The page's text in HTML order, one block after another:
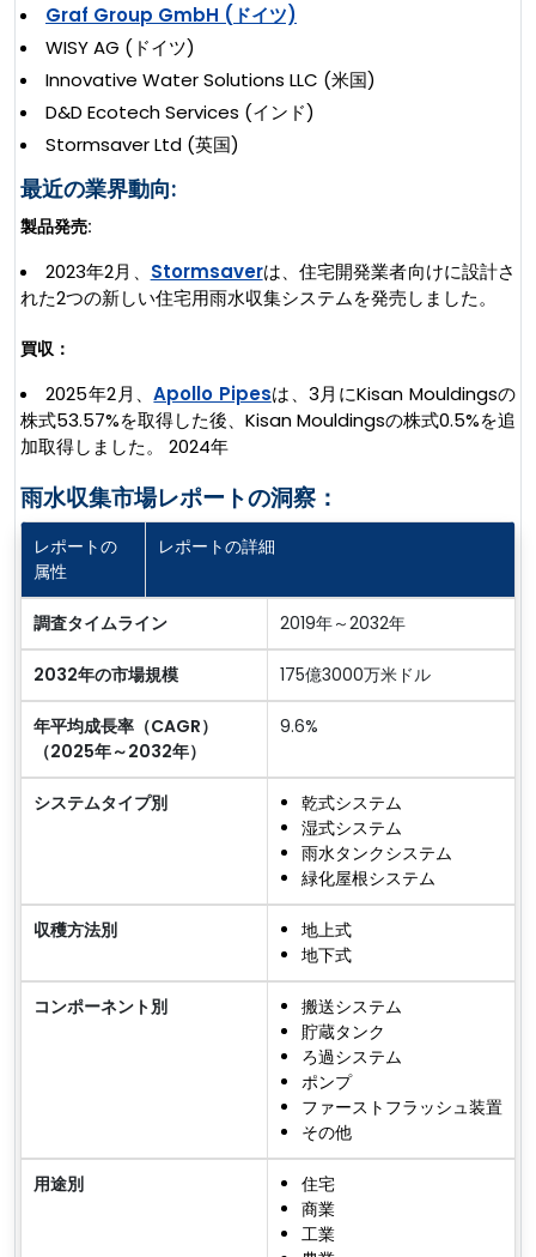
Graf Group GmbH (ドイツ)
WISY AG (ドイツ)
Innovative Water Solutions LLC (米国)
D&D Ecotech Services (インド)
Stormsaver Ltd (英国)
最近の業界動向:
製品発売:
2023年2月、 Stormsaverは、住宅開発業者向けに設計さ
れた2つの新しい住宅用雨水収集システムを発売しました。
買収：
2025年2月、Apollo Pipesは、3月にKisan Mouldingsの
株式53.57%を取得した後、Kisan Mouldingsの株式0.5%を追
加取得しました。 2024年
雨水収集市場レポートの洞察：
レポートの
属性
レポートの詳細
調査タイムライン 2019年～2032年
2032年の市場規模 175億3000万米ドル
年平均成長率（CAGR）
（2025年～2032年）
9.6%
システムタイプ別
乾式システム
湿式システム
雨水タンクシステム
緑化屋根システム
収穫方法別
地上式
地下式
コンポーネント別
搬送システム
貯蔵タンク
ろ過システム
ポンプ
ファーストフラッシュ装置
その他
用途別
住宅
商業
工業